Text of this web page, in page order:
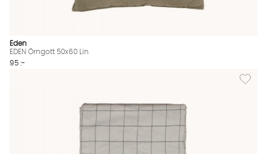
Eden
EDEN Örngott 50x60 Lin
95 :-
Lägg